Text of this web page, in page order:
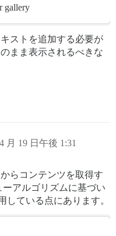
gallery
ストを追加する必要が
まま表示されるべきな
月 19 日午後 1:31
らコンテンツを取得す
アルゴリズムに基づい
している点にあります。